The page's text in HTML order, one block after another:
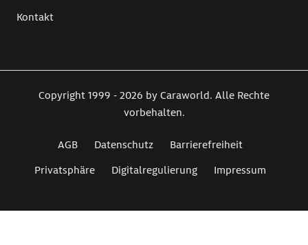
Kontakt
Copyright 1999 - 2026 by Caraworld. Alle Rechte
vorbehalten.
AGB Datenschutz
Barrierefreiheit
Privatsphäre
Digitalregulierung Impressum